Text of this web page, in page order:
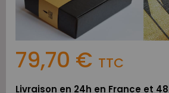
79,70 € TTC
Livraison en 24h en France et